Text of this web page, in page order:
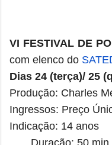
VI FESTIVAL DE
com elenco do
Dias 24 (terça)/ 25
Produção: Charles
Ingressos: Preço
Indicação: 14 anos
Duração: 50 min.